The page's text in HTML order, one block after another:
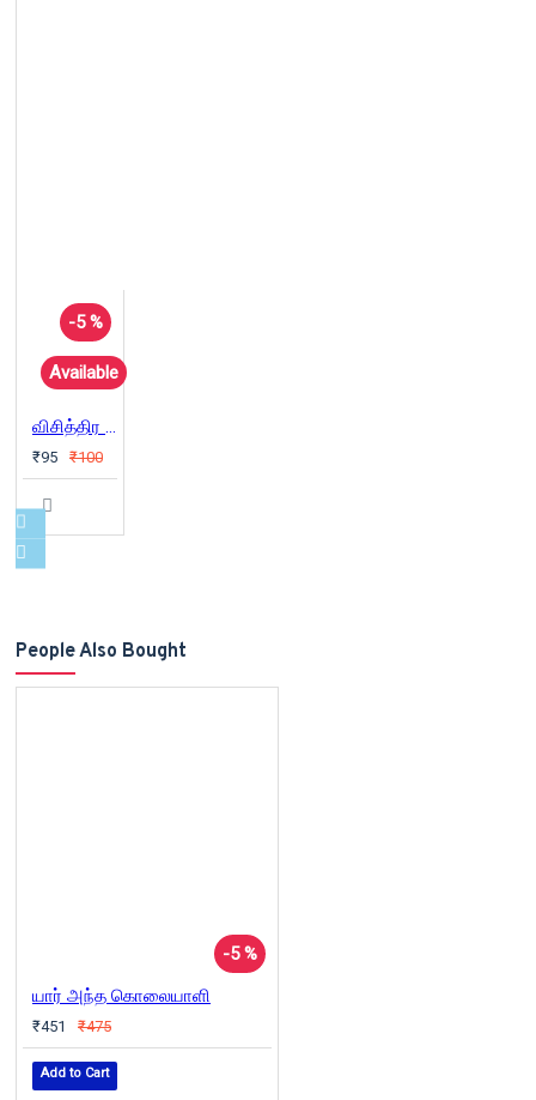
-5 %
Available
விசித்திர கதைகள் - 05: (மூடுபனியில் அசுரன்)
₹95 ₹100
People Also Bought
-5 %
யார் அந்த கொலையாளி
₹451 ₹475
Add to Cart